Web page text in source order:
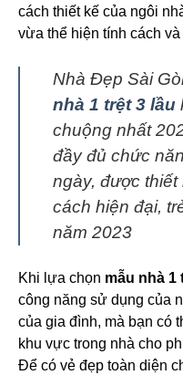
cách thiết kế của ngôi
vừa thể hiện tính cách
Nhà Đẹp Sài
nhà 1 trệt 3 lầu
chuộng nhất
đầy đủ chức
ngày, được
cách hiện đại,
năm 2023
Khi lựa chọn mẫu nhà 1
công năng sử dụng của
của gia đình, mà bạn có
khu vực trong nhà cho
Để có vẻ đẹp toàn diện